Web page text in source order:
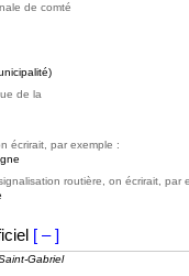
de comté
de la
écrirait, par exemple :
routière, on écrirait, par
[ – ]
Gabriel